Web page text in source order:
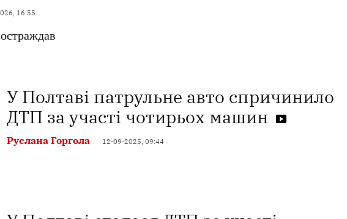
16:55
У Полтаві патрульне авто спричинило
ДТП за участі чотирьох машин
Руслана Горгола 12-09-2025, 09:44